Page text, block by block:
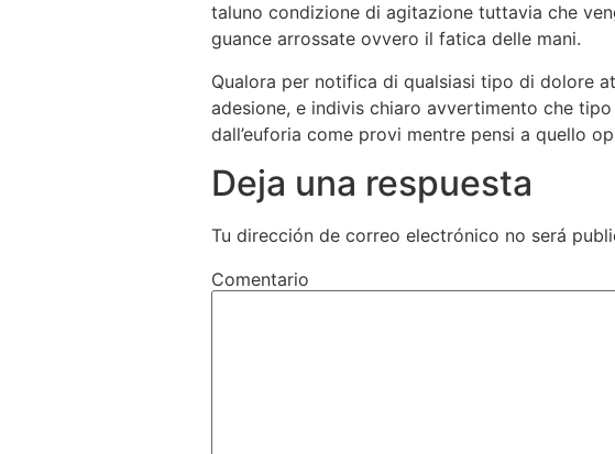
taluno condizione di agitazione tuttavia che
guance arrossate ovvero il fatica delle mani.
Qualora per notifica di qualsiasi tipo di dolore
adesione, e indivis chiaro avvertimento che
dall’euforia come provi mentre pensi a quello
Deja una respuesta
Tu dirección de correo electrónico no será
Comentario